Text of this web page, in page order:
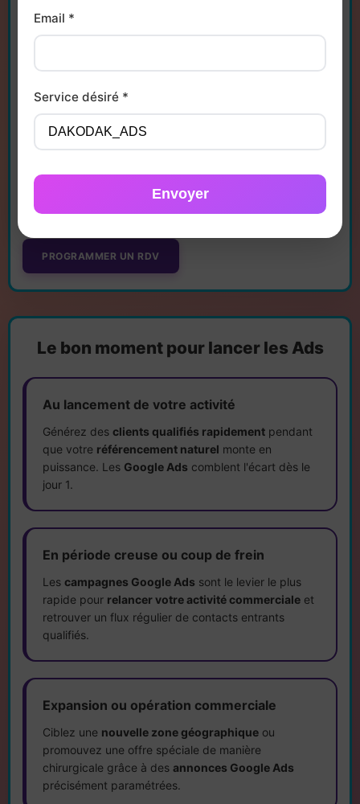
Notre zone d'intervention en France
distance. Artisan nantais, indépendant bordelais ou
lyonnais : notre accompagnement
opérationnel rapidement, sans déplacement, avec
la même efficacité quelle que soit votre
PROGRAMMER UN RDV
Le bon moment pour lancer les Ads
Au lancement de votre activité
Générez des clients qualifiés rapidement pendant
que votre référencement naturel monte en
puissance. Les Google Ads comblent l'écart dès le
jour 1.
En période creuse ou coup de frein
Les campagnes Google Ads sont le levier le plus
rapide pour relancer votre activité commerciale et
retrouver un flux régulier de contacts entrants
qualifiés.
Expansion ou opération commerciale
Ciblez une nouvelle zone géographique ou
promouvez une offre spéciale de manière
chirurgicale grâce à des annonces Google Ads
précisément paramétrées.
Email *
Service désiré *
Envoyer